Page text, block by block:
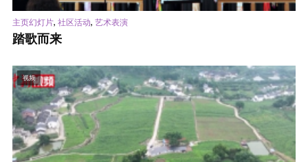
主页幻灯片, 社区活动, 艺术表演
踏歌而来
视频